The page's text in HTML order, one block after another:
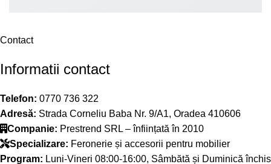
Contact
Informatii contact
Telefon: 0770 736 322
Adresă: Strada Corneliu Baba Nr. 9/A1, Oradea 410606
Companie: Prestrend SRL – înființată în 2010
Specializare: Feronerie și accesorii pentru mobilier
Program: Luni-Vineri 08:00-16:00, Sâmbătă și Duminică închis